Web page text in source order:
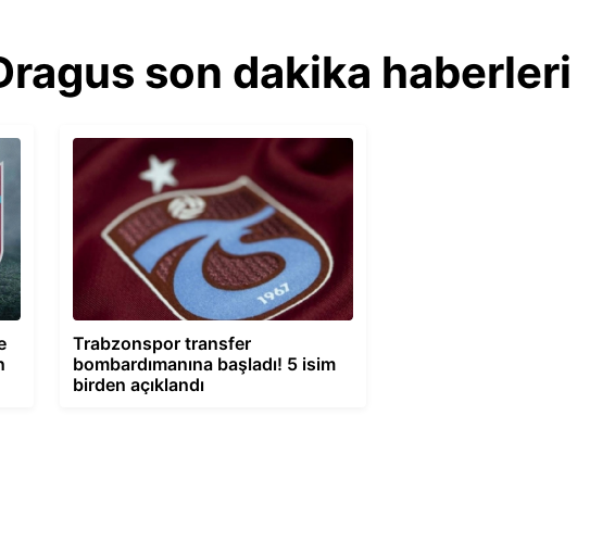
son dakika haberleri
Trabzonspor transfer
bombardımanına başladı! 5 isim
birden açıklandı